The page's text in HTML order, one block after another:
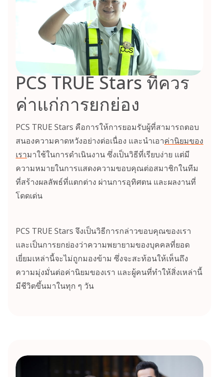
PCS TRUE Stars ที่ควร
ค่าแก่การยกย่อง
PCS TRUE Stars คือการให้การยอมรับผู้ที่สามารถตอบ
สนองความคาดหวังอย่างต่อเนื่อง และนำเอาค่านิยมของ
เรามาใช้ในการดำเนินงาน ซึ่งเป็นวิธีที่เรียบง่าย แต่มี
ความหมายในการแสดงความขอบคุณต่อสมาชิกในทีม
ที่สร้างผลลัพธ์ที่แตกต่าง ผ่านการอุทิศตน และผลงานที่
โดดเด่น
PCS TRUE Stars จึงเป็นวิธีการกล่าวขอบคุณของเรา
และเป็นการยกย่องว่าความพยายามของบุคคลที่ยอด
เยี่ยมเหล่านี้จะไม่ถูกมองข้าม ซึ่งจะสะท้อนให้เห็นถึง
ความมุ่งมั่นต่อค่านิยมของเรา และผู้คนที่ทำให้สิ่งเหล่านี้
มีชีวิตขึ้นมาในทุก ๆ วัน